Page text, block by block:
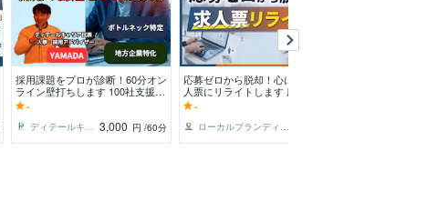
採用課題をプロが診断！60分オン
ライン壁打ちします 100社支援の
人事プロが、採用プロセスのボト
ルネックを特定！
-
ディテールキャリア（代表 YamaDa） 3,000 円 /60分
応募ゼロから脱却！心に刺さる求
人票にリライトします 広告費を
かける前に！採用のプロが「選ば
れる文章」に改善します
-
ローカルブランディング㈱Web制作・採用